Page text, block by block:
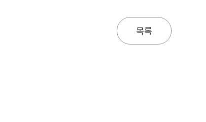
목록